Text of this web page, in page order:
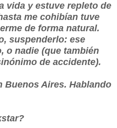
vida y estuve repleto de
me cohibían tuve
de forma natural.
suspenderlo: ese
o nadie (que también
de accidente).
Buenos Aires. Hablando